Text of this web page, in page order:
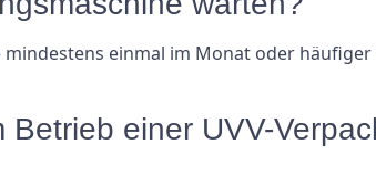
einmal im Monat oder
einer UVV-